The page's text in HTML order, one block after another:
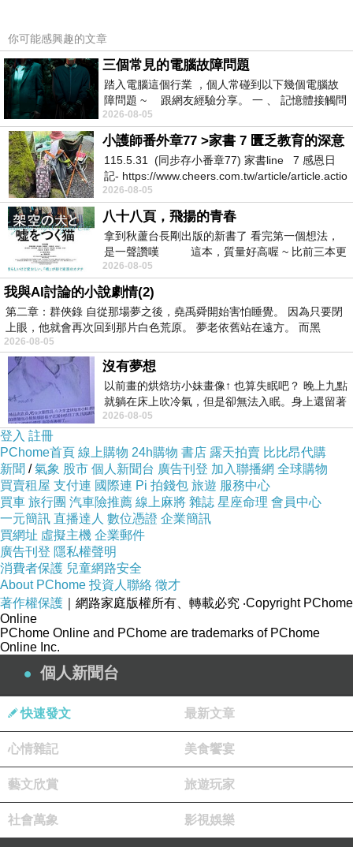
限定▲目前評價很好的 【KANEBO佳麗寶】LUNASOL輕透水漾粉餅1+1
限定組(4色任選)
最後跟大家提醒的是線上DM【KANEBO佳麗
寶】LUNASOL輕透水漾粉餅1+1限定組(4色任
選)最近真的很熱門
看到有划算CP值超高的話就快買下去
有可能馬上就缺貨了！！
優惠折扣的部份寫在這邊！
而簡單的商品介紹可以看看下面
下殺↓↓↓優惠購買方式詳情↓↓↓
【 【KANEBO佳麗寶】LUNASOL輕透水漾粉
餅1+1限定組(4色任選) 】
品號：4732307
防暗沉處理，長效維持亮澤美肌
柔滑服貼粉體與肌膚自然融合
抗汗水、皮脂，持久不脫妝
你可能感興趣的文章
三個常見的電腦故障問題
踏入電腦這個行業 ，個人常碰到以下幾個電腦故
障問題 ~ 跟網友經驗分享。 一 、 記憶體接觸問
題 : 記憶體即
2026-08-05
小護師番外章77 >家書 7 匱乏教育的深意
115.5.31 (同步存小番章77) 家書line 7 感恩日
記- https://www.cheers.com.tw/article/article.actio
2026-08-05
八十八頁，飛揚的青春
拿到秋蘆台長剛出版的新書了 看完第一個想法，
是一聲讚嘆 這本，質量好高喔 ~ 比前三本更
勝一
2026-08-05
我與AI討論的小說劇情(2)
第二章：群俠錄 自從那場夢之後，堯禹舜開始害怕睡覺。 因為只要閉
上眼，他就會再次回到那片白色荒原。 夢老依舊站在遠方。 而黑
2026-08-05
沒有夢想
以前畫的烘焙坊小妹畫像↑ 也算失眠吧？ 晚上九點
就躺在床上吹冷氣，但是卻無法入眠。身上還留著
四點多跑的六公里的疲
2026-08-05
登入 註冊
PChome首頁 線上購物 24h購物 書店 露天拍賣 比比昂代購
新聞 /氣象 股市 個人新聞台 廣告刊登 加入聯播網 全球購物
買賣租屋 支付連 國際連 Pi 拍錢包 旅遊 服務中心
買車 旅行團 汽車險推薦 線上麻將 雜誌 星座命理 會員中心
一元簡訊 直播達人 數位憑證 企業簡訊
買網址 虛擬主機 企業郵件
廣告刊登 隱私權聲明
消費者保護 兒童網路安全
About PChome 投資人聯絡 徵才
著作權保護 ｜網路家庭版權所有、轉載必究 ‧Copyright PChome
Online
PChome Online and PChome are trademarks of PChome
Online Inc.
個人新聞台
快速發文 最新文章
心情雜記 美食饗宴
藝文欣賞 旅遊玩家
社會萬象 影視娛樂